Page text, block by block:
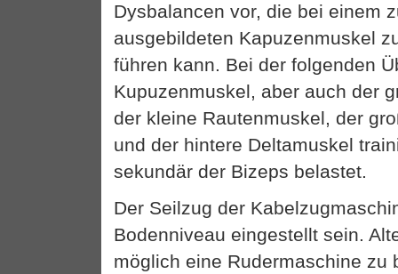
Dysbalancen vor, die bei einem
ausgebildeten Kapuzenmuskel
führen kann. Bei der folgenden
Kupuzenmuskel, aber auch der
der kleine Rautenmuskel, der
und der hintere Deltamuskel
sekundär der Bizeps belastet.
Der Seilzug der
Bodenniveau eingestellt sein.
möglich eine Rudermaschine zu